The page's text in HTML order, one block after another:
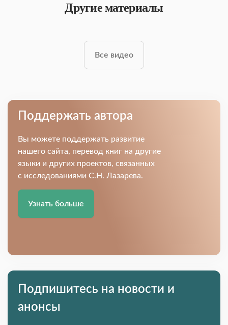
Другие материалы
Все видео
Поддержать автора
Вы можете поддержать развитие
нашего сайта, перевод книг на другие
языки и других проектов, связанных
с исследованиями С.Н. Лазарева.
Узнать больше
Подпишитесь на новости и
анонсы